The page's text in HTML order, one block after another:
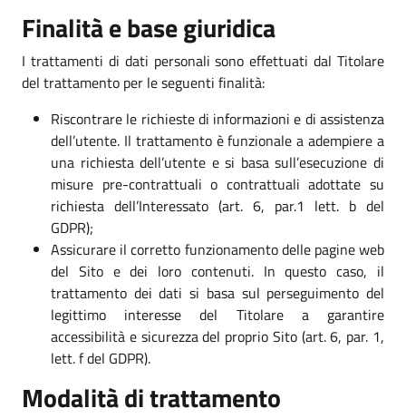
Finalità e base giuridica
I trattamenti di dati personali sono effettuati dal Titolare
del trattamento per le seguenti finalità:
Riscontrare le richieste di informazioni e di assistenza
dell’utente. Il trattamento è funzionale a adempiere a
una richiesta dell’utente e si basa sull’esecuzione di
misure pre-contrattuali o contrattuali adottate su
richiesta dell’Interessato (art. 6, par.1 lett. b del
GDPR);
Assicurare il corretto funzionamento delle pagine web
del Sito e dei loro contenuti. In questo caso, il
trattamento dei dati si basa sul perseguimento del
legittimo interesse del Titolare a garantire
accessibilità e sicurezza del proprio Sito (art. 6, par. 1,
lett. f del GDPR).
Modalità di trattamento